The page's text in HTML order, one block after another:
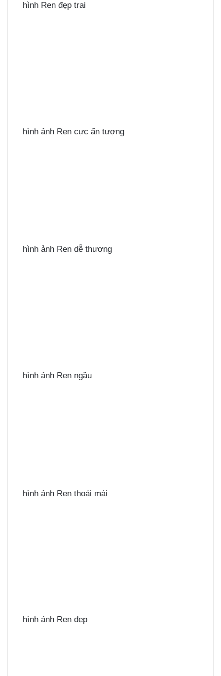
hình Ren đẹp trai
hình ảnh Ren cực ấn tượng
hình ảnh Ren dễ thương
hình ảnh Ren ngầu
hình ảnh Ren thoải mái
hình ảnh Ren đẹp